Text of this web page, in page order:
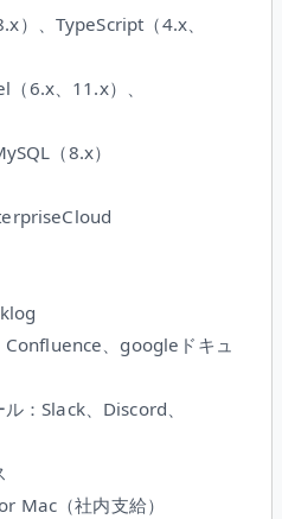
）、TypeScript（4.x、
6.x、11.x）、
（8.x）
Confluence、googleドキュ
：Slack、Discord、
Mac（社内支給）